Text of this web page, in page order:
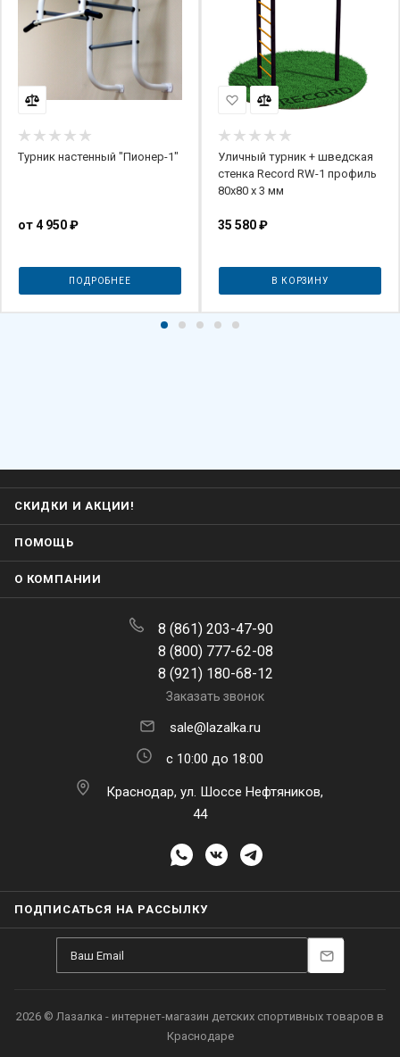
Турник настенный "Пионер-1"
от4 950 ₽
ПОДРОБНЕЕ
Уличный турник + шведская
стенка Record RW-1 профиль
80х80 х 3 мм
35 580₽
В КОРЗИНУ
СКИДКИ И АКЦИИ!
ПОМОЩЬ
О КОМПАНИИ
8 (861) 203-47-90
8 (800) 777-62-08
8 (921) 180-68-12
Заказать звонок
sale@lazalka.ru
с 10:00 до 18:00
Краснодар, ул. Шоссе Нефтяников,
44
ПОДПИСАТЬСЯ НА РАССЫЛКУ
2026 © Лазалка - интернет-магазин детских спортивных товаров в
Краснодаре